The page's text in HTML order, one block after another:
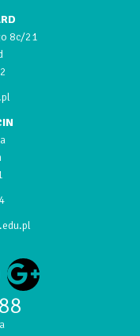
8c/21